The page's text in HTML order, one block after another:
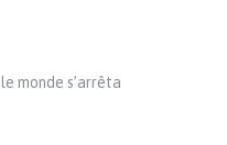
monde s’arrêta